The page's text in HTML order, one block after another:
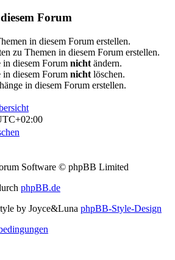
Forum
in diesem Forum erstellen.
zu Themen in diesem Forum erstellen.
diesem Forum nicht ändern.
diesem Forum nicht löschen.
in diesem Forum erstellen.
Software © phpBB Limited
phpBB.de
by Joyce&Luna phpBB-Style-Design